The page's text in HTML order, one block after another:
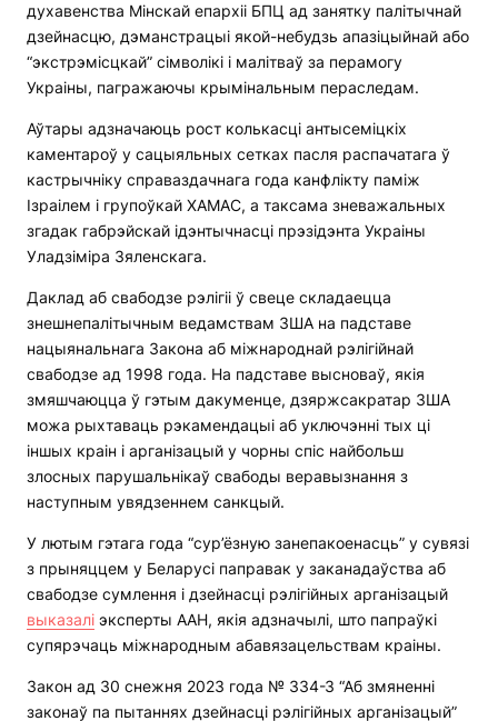
духавенства Мінскай епархіі БПЦ ад занятку палітычнай
дзейнасцю, дэманстрацыі якой-небудзь апазіцыйнай або
“экстрэмісцкай” сімволікі і малітваў за перамогу
Украіны, пагражаючы крымінальным пераследам.
Аўтары адзначаюць рост колькасці антысеміцкіх
каментароў у сацыяльных сетках пасля распачатага ў
кастрычніку справаздачнага года канфлікту паміж
Ізраілем і групоўкай ХАМАС, а таксама зневажальных
згадак габрэйскай ідэнтычнасці прэзідэнта Украіны
Уладзіміра Зяленскага.
Даклад аб свабодзе рэлігіі ў свеце складаецца
знешнепалітычным ведамствам ЗША на падставе
нацыянальнага Закона аб міжнароднай рэлігійнай
свабодзе ад 1998 года. На падставе высноваў, якія
змяшчаюцца ў гэтым дакуменце, дзяржсакратар ЗША
можа рыхтаваць рэкамендацыі аб уключэнні тых ці
іншых краін і арганізацый у чорны спіс найбольш
злосных парушальнікаў свабоды веравызнання з
наступным увядзеннем санкцый.
У лютым гэтага года “сур’ёзную занепакоенасць” у сувязі
з прыняццем у Беларусі паправак у заканадаўства аб
свабодзе сумлення і дзейнасці рэлігійных арганізацый
выказалі эксперты ААН, якія адзначылі, што папраўкі
супярэчаць міжнародным абавязацельствам краіны.
Закон ад 30 снежня 2023 года № 334-З “Аб змяненні
законаў па пытаннях дзейнасці рэлігійных арганізацый”